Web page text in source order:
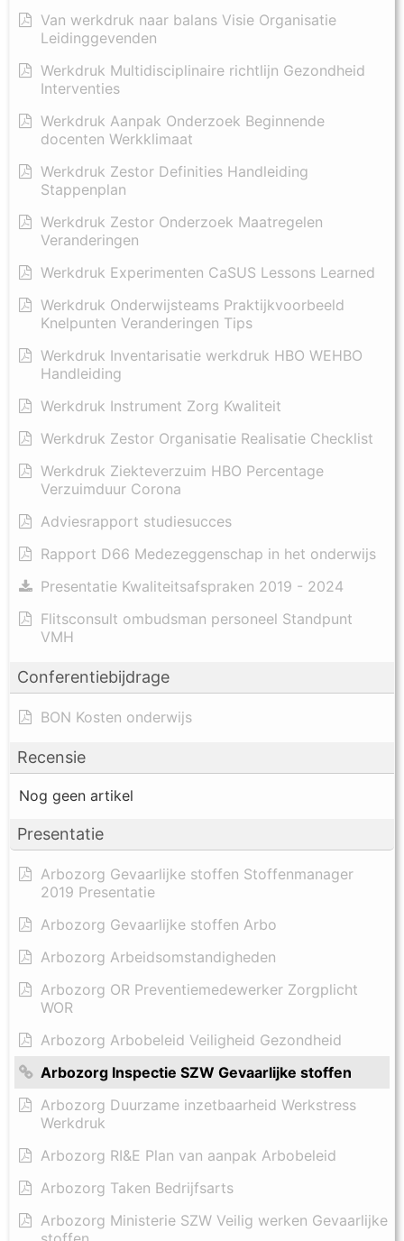
Van werkdruk naar balans Visie Organisatie
Leidinggevenden
Werkdruk Multidisciplinaire richtlijn Gezondheid
Interventies
Werkdruk Aanpak Onderzoek Beginnende
docenten Werkklimaat
Werkdruk Zestor Definities Handleiding
Stappenplan
Werkdruk Zestor Onderzoek Maatregelen
Veranderingen
Werkdruk Experimenten CaSUS Lessons Learned
Werkdruk Onderwijsteams Praktijkvoorbeeld
Knelpunten Veranderingen Tips
Werkdruk Inventarisatie werkdruk HBO WEHBO
Handleiding
Werkdruk Instrument Zorg Kwaliteit
Werkdruk Zestor Organisatie Realisatie Checklist
Werkdruk Ziekteverzuim HBO Percentage
Verzuimduur Corona
Adviesrapport studiesucces
Rapport D66 Medezeggenschap in het onderwijs
Presentatie Kwaliteitsafspraken 2019 - 2024
Flitsconsult ombudsman personeel Standpunt
VMH
Conferentiebijdrage
BON Kosten onderwijs
Recensie
Nog geen artikel
Presentatie
Arbozorg Gevaarlijke stoffen Stoffenmanager
2019 Presentatie
Arbozorg Gevaarlijke stoffen Arbo
Arbozorg Arbeidsomstandigheden
Arbozorg OR Preventiemedewerker Zorgplicht
WOR
Arbozorg Arbobeleid Veiligheid Gezondheid
Arbozorg Inspectie SZW Gevaarlijke stoffen
Arbozorg Duurzame inzetbaarheid Werkstress
Werkdruk
Arbozorg RI&E Plan van aanpak Arbobeleid
Arbozorg Taken Bedrijfsarts
Arbozorg Ministerie SZW Veilig werken Gevaarlijke